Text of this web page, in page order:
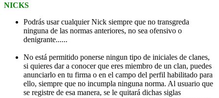
NICKS
Podrás usar cualquier Nick siempre que no transgreda
ninguna de las normas anteriores, no sea ofensivo o
denigrante......
No está permitido ponerse ningun tipo de iniciales de clanes,
si quieres dar a conocer que eres miembro de un clan, puedes
anunciarlo en tu firma o en el campo del perfil habilitado para
ello, siempre que no incumpla ninguna norma. Al usuario que
se registre de esa manera, se le quitará dichas siglas